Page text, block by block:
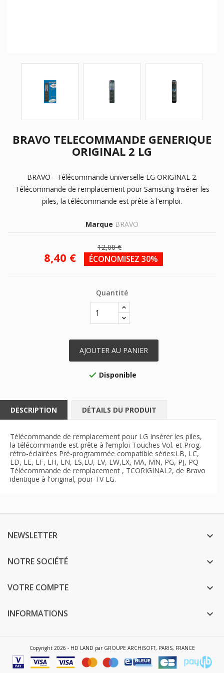
BRAVO TELECOMMANDE GENERIQUE
ORIGINAL 2 LG
BRAVO - Télécommande universelle LG ORIGINAL 2.
Télécommande de remplacement pour Samsung Insérer les
piles, la télécommande est prête à l’emploi.
Marque BRAVO
12,00 €
8,40 € ÉCONOMISEZ 30%
Quantité
AJOUTER AU PANIER
 Disponible
DESCRIPTION DÉTAILS DU PRODUIT
Télécommande de remplacement pour LG Insérer les piles,
la télécommande est prête à l’emploi Touches Vol. et Prog.
rétro-éclairées Pré-programmée compatible séries:LB, LC,
LD, LE, LF, LH, LN, LS,LU, LV, LW,LX, MA, MN, PG, PJ, PQ
Télécommande de remplacement , TCORIGINAL2, de Bravo
identique à l'original, pour TV LG.
NEWSLETTER 
NOTRE SOCIÉTÉ 
VOTRE COMPTE 
INFORMATIONS 
Copyright 2026 - HD LAND par GROUPE ARCHISOFT, PARIS, FRANCE